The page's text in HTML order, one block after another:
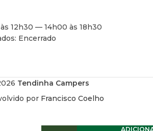
12h30 — 14h00 às 18h30
Encerrado
Tendinha Campers
por Francisco Coelho